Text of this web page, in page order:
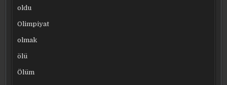
oldu
Olimpiyat
olmak
ölü
Ölüm